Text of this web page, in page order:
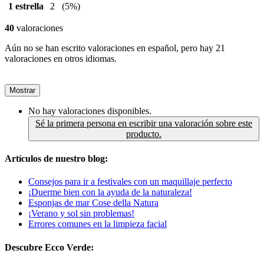
1 estrella
2 (5%)
40 valoraciones
Aún no se han escrito valoraciones en español, pero hay 21
valoraciones en otros idiomas.
Mostrar
No hay valoraciones disponibles.
Sé la primera persona en escribir una valoración sobre este
producto.
Artículos de nuestro blog:
Consejos para ir a festivales con un maquillaje perfecto
¡Duerme bien con la ayuda de la naturaleza!
Esponjas de mar Cose della Natura
¡Verano y sol sin problemas!
Errores comunes en la limpieza facial
Descubre Ecco Verde: